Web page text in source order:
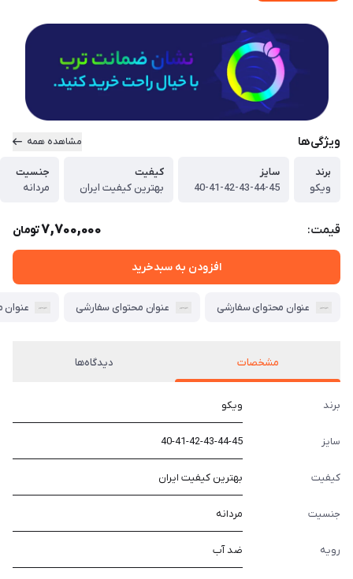
ویژگی‌ها مشاهده همه
برند
ویکو
سایز
40-41-42-43-44-45
کیفیت
بهترین کیفیت ایران
جنسیت
مردانه
قیمت: 7,700,000تومان
افزودن به سبدخرید
عنوان محتوای سفارشی عنوان محتوای سفارشی عنوان
مشخصات دیدگاه‌ها
برند ویکو
سایز 40-41-42-43-44-45
کیفیت بهترین کیفیت ایران
جنسیت مردانه
رویه ضد آب